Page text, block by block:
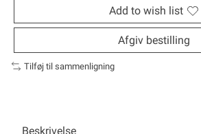
Add to wish list
Afgiv bestilling
Tilføj til sammenligning
Beskrivelse